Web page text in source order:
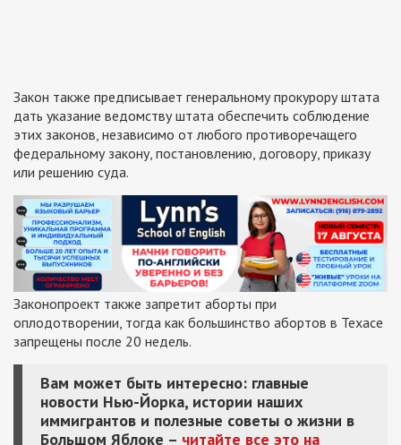
Закон также предписывает генеральному прокурору штата
дать указание ведомству штата обеспечить соблюдение
этих законов, независимо от любого противоречащего
федеральному закону, постановлению, договору, приказу
или решению суда.
Законопроект также запретит аборты при
оплодотворении, тогда как большинство абортов в Техасе
запрещены после 20 недель.
Вам может быть интересно: главные
новости Нью-Йорка, истории наших
иммигрантов и полезные советы о жизни в
Большом Яблоке – читайте все это на